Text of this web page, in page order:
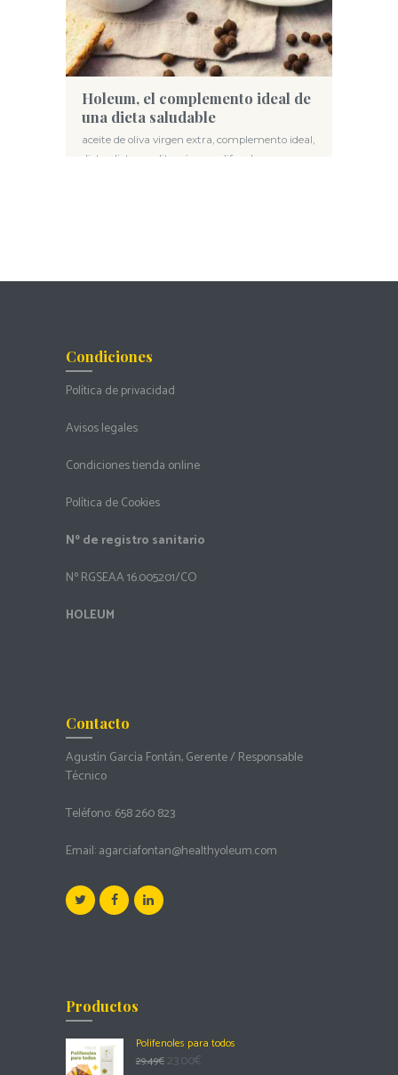
Holeum, el complemento ideal de
una dieta saludable
aceite de oliva virgen extra complemento ideal
dieta
dieta mediterránea polifenoles
Condiciones
Política de privacidad
Avisos legales
Condiciones tienda online
Política de Cookies
Nº de registro sanitario
Nº RGSEAA 16.005201/CO
HOLEUM
Contacto
Agustín García Fontán, Gerente / Responsable
Técnico
Teléfono:658 260 823
Email:agarciafontan@healthyoleum.com
Productos
Polifenoles para todos
29.49€ 23.00€